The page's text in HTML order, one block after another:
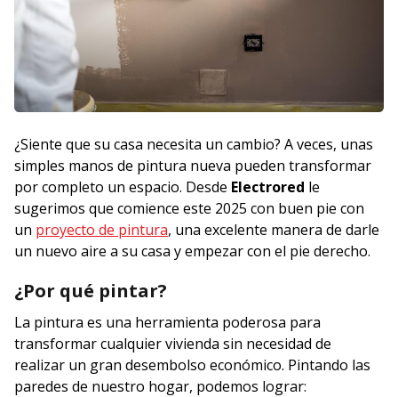
¿Siente que su casa necesita un cambio? A veces, unas
simples manos de pintura nueva pueden transformar
por completo un espacio. Desde Electrored le
sugerimos que comience este 2025 con buen pie con
un proyecto de pintura, una excelente manera de darle
un nuevo aire a su casa y empezar con el pie derecho.
¿Por qué pintar?
La pintura es una herramienta poderosa para
transformar cualquier vivienda sin necesidad de
realizar un gran desembolso económico. Pintando las
paredes de nuestro hogar, podemos lograr: